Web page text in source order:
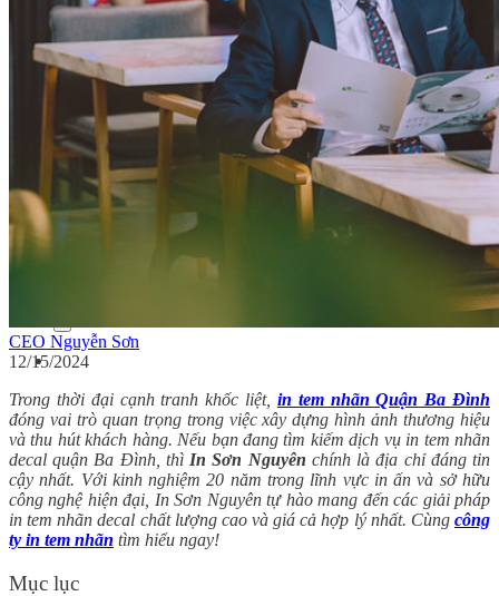
In tem nhãn rượu
In tem bảo hành
Dịch vụ
Ép nhũ
In dập nổi
In dập chìm
Cán màng mờ
Cán màng bóng
Bế thành phẩm
Tin tức
Kiến thức in tem nhãn
Kiến thức in ấn
Tuyển dụng
CEO Nguyễn Sơn
12/15/2024
Trong thời đại cạnh tranh khốc liệt, in tem nhãn Quận Ba Đình
đóng vai trò quan trọng trong việc xây dựng hình ảnh thương hiệu
và thu hút khách hàng. Nếu bạn đang tìm kiếm dịch vụ in tem nhãn
decal quận Ba Đình, thì In Sơn Nguyên chính là địa chỉ đáng tin
cậy nhất. Với kinh nghiệm 20 năm trong lĩnh vực in ấn và sở hữu
công nghệ hiện đại, In Sơn Nguyên tự hào mang đến các giải pháp
in tem nhãn decal chất lượng cao và giá cả hợp lý nhất. Cùng công
ty in tem nhãn tìm hiểu ngay!
Mục lục